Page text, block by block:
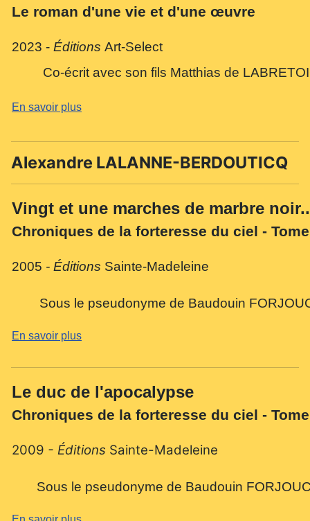
Le roman d'une vie et d'une œuvre
2023 - Éditions Art-Select
Co-écrit avec son fils Matthias de
En savoir plus
Alexandre LALANNE-BERDOUTICQ
Vingt et une marches de marbre
Chroniques de la forteresse du ciel -
2005 - Éditions Sainte-Madeleine
Sous le pseudonyme de Baudouin
En savoir plus
Le duc de l'apocalypse
Chroniques de la forteresse du ciel -
2009 - Éditions Sainte-Madeleine
Sous le pseudonyme de Baudouin F